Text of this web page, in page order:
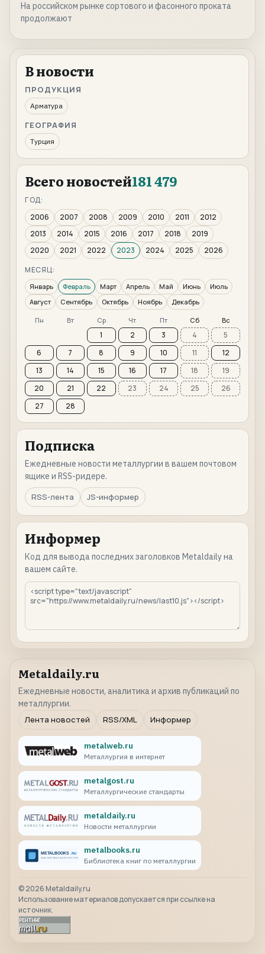
На российском рынке сортового и фасонного проката
продолжают
В новости
ПРОДУКЦИЯ
Арматура
ГЕОГРАФИЯ
Турция
Всего новостей181 479
ГОД:
2006
2007 2008 2009 2010 2011
2012
2013
2014 2015 2016 2017 2018
2019
2020
2021 2022 2023 2024 2025
2026
МЕСЯЦ:
Январь Февраль Март Апрель Май Июнь
Июль
Август
Сентябрь Октябрь Ноябрь Декабрь
Пн Вт Ср Чт Пт Сб Вс
1 2 3 4
5
6
7 8 9 10 11
12
13
14 15 16 17 18
19
20
21 22 23 24 25
26
27
28
Подписка
Ежедневные новости металлургии в вашем почтовом
ящике и RSS-ридере.
RSS-лента
JS-информер
Информер
Код для вывода последних заголовков Metaldaily на
вашем сайте.
Metaldaily.ru
Ежедневные новости, аналитика и архив публикаций по
металлургии.
Лента новостей
RSS/XML Информер
metalweb.ru
Металлургия в интернет
metalgost.ru
Металлургические стандарты
metaldaily.ru
Новости металлургии
metalbooks.ru
Библиотека книг по металлургии
©2026 Metaldaily.ru
Использование материалов допускается при ссылке на
источник.